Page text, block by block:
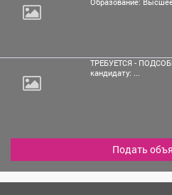
Образование:
ТРЕБУЕТСЯ -
кандидату: ...
Подать